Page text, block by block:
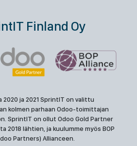
Finland Oy
2020 ja 2021 SprintIT on valittu
kolmen parhaan Odoo-toimittajan
SprintIT on ollut Odoo Gold Partner
2018 lähtien, ja kuulumme myös BOP
Partners) Allianceen.